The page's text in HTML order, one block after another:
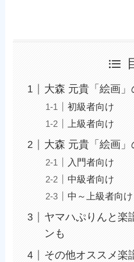
大森 元貴「絵画
初級者向け
上級者向け
大森 元貴「絵画
入門者向け
中級者向け
中～上級者向け
ヤマハぷりんと楽
ンも
その他オススメ楽